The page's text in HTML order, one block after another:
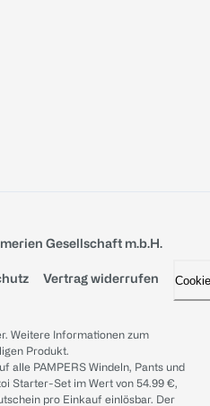
Gesellschaft m.b.H.
Vertrag widerrufen
Weitere Informationen zum
Produkt.
alle PAMPERS Windeln, Pants und
Starter-Set im Wert von 54.99 €,
pro Einkauf einlösbar. Der